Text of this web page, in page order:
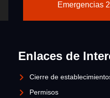
Emergencias
Enlaces de
Cierre de
Permisos